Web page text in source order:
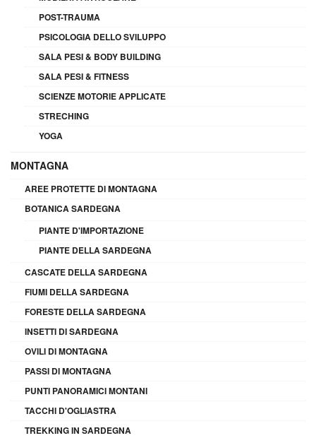
POST-TRAUMA
PSICOLOGIA DELLO SVILUPPO
SALA PESI & BODY BUILDING
SALA PESI & FITNESS
SCIENZE MOTORIE APPLICATE
STRECHING
YOGA
MONTAGNA
AREE PROTETTE DI MONTAGNA
BOTANICA SARDEGNA
PIANTE D'IMPORTAZIONE
PIANTE DELLA SARDEGNA
CASCATE DELLA SARDEGNA
FIUMI DELLA SARDEGNA
FORESTE DELLA SARDEGNA
INSETTI DI SARDEGNA
OVILI DI MONTAGNA
PASSI DI MONTAGNA
PUNTI PANORAMICI MONTANI
TACCHI D'OGLIASTRA
TREKKING IN SARDEGNA